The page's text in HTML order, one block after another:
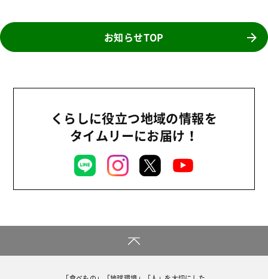
商品
地域コミュニティ
平和と国際連帯
お米の出前授業
いなぎめぐみの里山
広報
復興支援
2024年
2021年
お知らせTOP
くらしに役立つ地域の情報を
タイムリーにお届け！